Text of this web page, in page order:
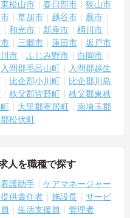
され、長期的に安定して働け
シュ休暇も取得できること
す。
で勤務可能であり、退職金制
す。
自分らしくキャリアを描ける
管理者へのステップアップま
東松山市 春日部市
狭山市
市 草加市 越谷市
蕨市
和光市 新座市
桶川市
三郷市 蓮田市
坂戸市
市 ふじみ野市
白岡市
入間郡毛呂山町
入間郡越生
比企郡小川町
比企郡川島
秩父郡皆野町
秩父郡東秩
大里郡寄居町
南埼玉郡
松伏町
人を職種で探す
看護助手
ケアマネージャー
供責任者 施設長
サービ
生活支援員 管理者